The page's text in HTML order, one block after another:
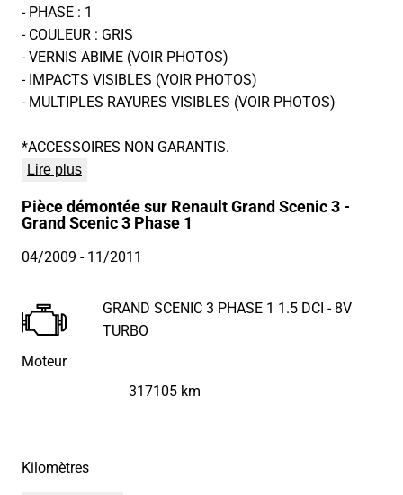
- PHASE : 1
- COULEUR : GRIS
- VERNIS ABIME (VOIR PHOTOS)
- IMPACTS VISIBLES (VOIR PHOTOS)
- MULTIPLES RAYURES VISIBLES (VOIR PHOTOS)
*ACCESSOIRES NON GARANTIS.
Lire plus
Pièce démontée sur Renault Grand Scenic 3 -
Grand Scenic 3 Phase 1
04/2009 - 11/2011
Moteur
GRAND SCENIC 3 PHASE 1 1.5 DCI - 8V
TURBO
Kilomètres
317105 km